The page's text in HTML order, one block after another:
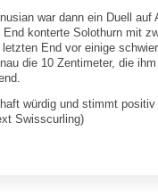
war dann ein Duell
End konterte Solothurn mit
End vor einige
die 10 Zentimeter, die
würdig und stimmt
Swisscurling)